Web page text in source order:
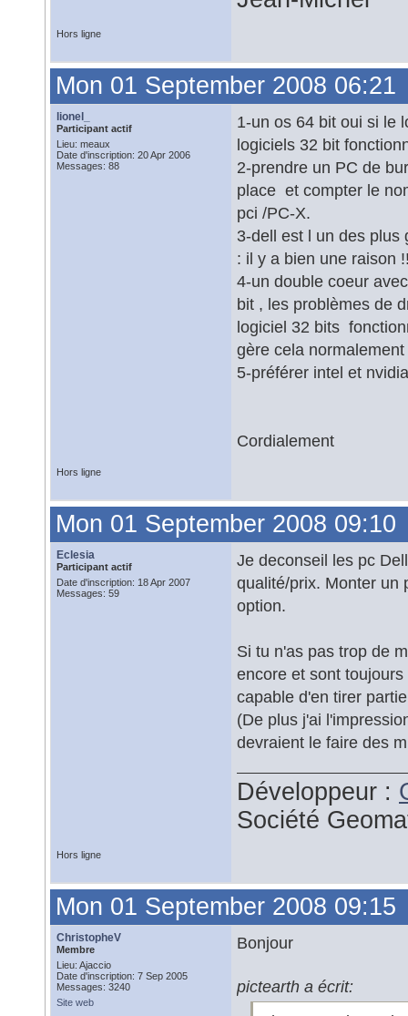
Hors ligne
Mon 01 September 2008 06:21
lionel_
Participant actif
Lieu: meaux
Date d'inscription: 20 Apr 2006
Messages: 88
1-un os 64 bit oui si le
logiciels 32 bit
2-prendre un PC de
place et compter le
pci /PC-X.
3-dell est l un des plus
: il y a bien une raison
4-un double coeur
bit , les problèmes de
logiciel 32 bits
gère cela
5-préférer intel et
Cordialement
Hors ligne
Mon 01 September 2008 09:10
Eclesia
Participant actif
Date d'inscription: 18 Apr 2007
Messages: 59
Je deconseil les pc
qualité/prix. Monter un
option.
Si tu n'as pas trop de
encore et sont
capable d'en tirer
(De plus j'ai
devraient le faire des
Développeur :
Société
Hors ligne
Mon 01 September 2008 09:15
ChristopheV
Membre
Lieu: Ajaccio
Date d'inscription: 7 Sep 2005
Messages: 3240
Site web
Bonjour
pictearth a écrit: